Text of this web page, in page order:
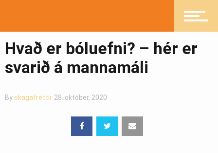
Mannlíf
Hvað er bóluefni? – hér er
svarið á mannamáli
By skagafrettir 28. október, 2020